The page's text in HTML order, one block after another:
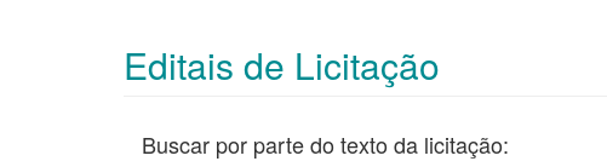
Editais de Licitação
Buscar por parte do texto da licitação: